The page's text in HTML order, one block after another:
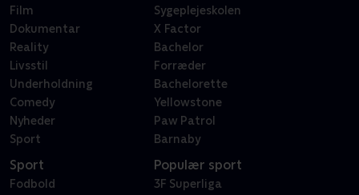
Film
Dokumentar
Reality
Livsstil
Underholdning
Comedy
Nyheder
Sport
Sygeplejeskolen
X Factor
Bachelor
Forræder
Bachelorette
Yellowstone
Paw Patrol
Barnaby
Sport
Fodbold
Populær sport
3F Superliga